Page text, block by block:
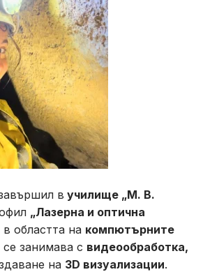
в училище „М. В.
„Лазерна и оптична
областта на компютърните
се занимава с видеообработка,
на 3D визуализации.